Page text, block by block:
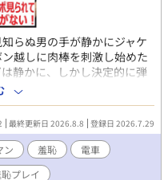
らぬ男の手が静かにジャケ
越しに肉棒を刺激し始めた
静かに、しかし決定的に弾
3年目の韮川悠人。173cm
腹筋を備えた彼は、自他と
だ。しかし、大学時代に部活
、そして己の内に潜む底な
となって下半身を突き動か
電車内での逃げ場のない快
最終更新日 2026.8.8 登録日 2026.7.29
ン 羞恥
電車
プレイ